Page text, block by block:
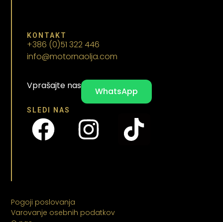
KONTAKT
+386 (0)51 322 446
info@motornaolja.com
Vprašajte nas
WhatsApp
SLEDI NAS
Pogoji poslovanja
Varovanje osebnih podatkov